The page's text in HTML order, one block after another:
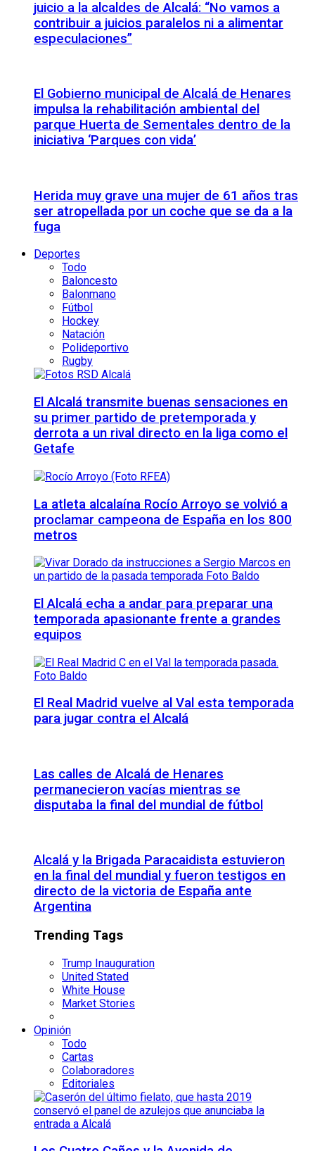
juicio a la alcaldes de Alcalá: “No vamos a
contribuir a juicios paralelos ni a alimentar
especulaciones”
El Gobierno municipal de Alcalá de Henares
impulsa la rehabilitación ambiental del
parque Huerta de Sementales dentro de la
iniciativa ‘Parques con vida’
Herida muy grave una mujer de 61 años tras
ser atropellada por un coche que se da a la
fuga
Deportes
Todo
Baloncesto
Balonmano
Fútbol
Hockey
Natación
Polideportivo
Rugby
El Alcalá transmite buenas sensaciones en
su primer partido de pretemporada y
derrota a un rival directo en la liga como el
Getafe
La atleta alcalaína Rocío Arroyo se volvió a
proclamar campeona de España en los 800
metros
El Alcalá echa a andar para preparar una
temporada apasionante frente a grandes
equipos
El Real Madrid vuelve al Val esta temporada
para jugar contra el Alcalá
Las calles de Alcalá de Henares
permanecieron vacías mientras se
disputaba la final del mundial de fútbol
Alcalá y la Brigada Paracaidista estuvieron
en la final del mundial y fueron testigos en
directo de la victoria de España ante
Argentina
Trending Tags
Trump Inauguration
United Stated
White House
Market Stories
Opinión
Todo
Cartas
Colaboradores
Editoriales